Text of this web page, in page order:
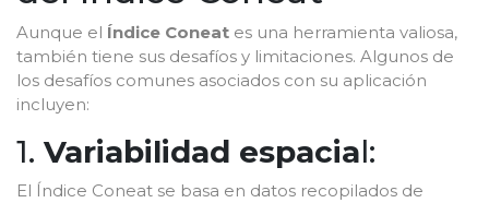
Aunque el Índice Coneat es una herramienta valiosa,
también tiene sus desafíos y limitaciones. Algunos de
los desafíos comunes asociados con su aplicación
incluyen:
1. Variabilidad espacial:
El Índice Coneat se basa en datos recopilados de